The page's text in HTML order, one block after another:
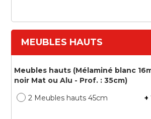
MEUBLES HAUTS
Meubles hauts (Mélaminé blanc
noir Mat ou Alu - Prof. : 35cm)
2 Meubles hauts 45cm
+